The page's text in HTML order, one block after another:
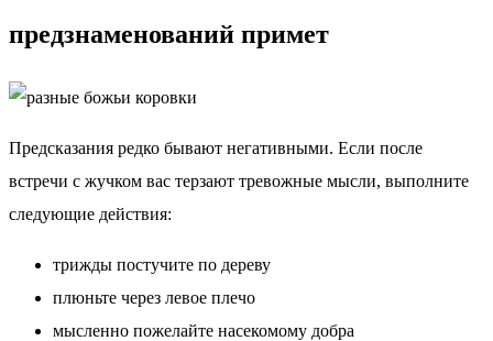
предзнаменований примет
Предсказания редко бывают негативными. Если после
встречи с жучком вас терзают тревожные мысли, выполните
следующие действия:
трижды постучите по дереву
плюньте через левое плечо
мысленно пожелайте насекомому добра